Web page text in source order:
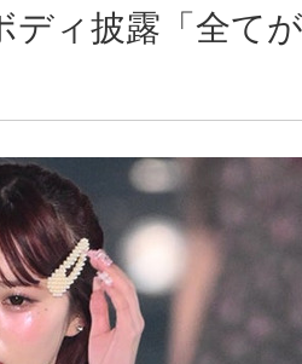
ディ披露「全て